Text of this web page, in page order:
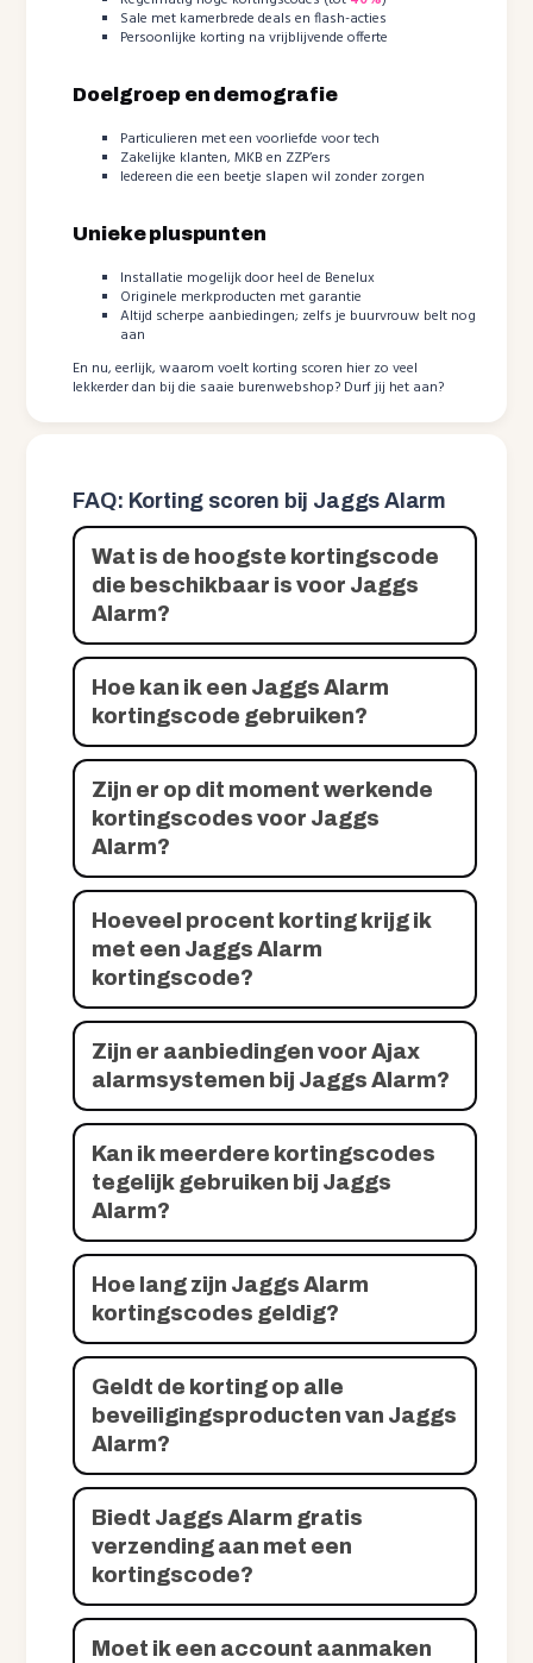
Sale met kamerbrede deals en flash-acties
Persoonlijke korting na vrijblijvende offerte
Doelgroep en demografie
Particulieren met een voorliefde voor tech
Zakelijke klanten, MKB en ZZP’ers
Iedereen die een beetje slapen wil zonder zorgen
Unieke pluspunten
Installatie mogelijk door heel de Benelux
Originele merkproducten met garantie
Altijd scherpe aanbiedingen; zelfs je buurvrouw belt nog
aan
En nu, eerlijk, waarom voelt korting scoren hier zo veel
lekkerder dan bij die saaie burenwebshop? Durf jij het aan?
FAQ: Korting scoren bij Jaggs Alarm
Wat is de hoogste kortingscode
die beschikbaar is voor Jaggs
Alarm?
Hoe kan ik een Jaggs Alarm
kortingscode gebruiken?
Zijn er op dit moment werkende
kortingscodes voor Jaggs
Alarm?
Hoeveel procent korting krijg ik
met een Jaggs Alarm
kortingscode?
Zijn er aanbiedingen voor Ajax
alarmsystemen bij Jaggs Alarm?
Kan ik meerdere kortingscodes
tegelijk gebruiken bij Jaggs
Alarm?
Hoe lang zijn Jaggs Alarm
kortingscodes geldig?
Geldt de korting op alle
beveiligingsproducten van Jaggs
Alarm?
Biedt Jaggs Alarm gratis
verzending aan met een
kortingscode?
Moet ik een account aanmaken